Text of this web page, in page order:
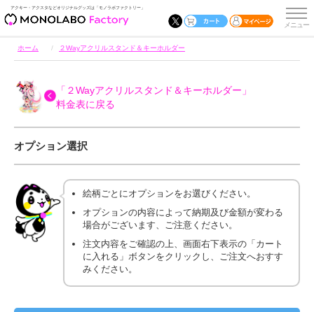
アクキー・アクスタなどオリジナルグッズは「モノラボファクトリー」
ホーム ２Wayアクリルスタンド＆キーホルダー
「２Wayアクリルスタンド＆キーホルダー」
料金表に戻る
オプション選択
絵柄ごとにオプションをお選びください。
オプションの内容によって納期及び金額が変わる
場合がございます、ご注意ください。
注文内容をご確認の上、画面右下表示の「カート
に入れる」ボタンをクリックし、ご注文へおすす
みください。